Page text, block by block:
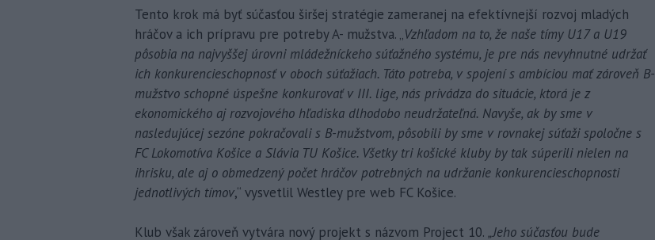
Tento krok má byť súčasťou širšej stratégie zameranej na efektívnejší rozvoj mladých
hráčov a ich prípravu pre potreby A- mužstva. „Vzhľadom na to, že naše tímy U17 a U19
pôsobia na najvyššej úrovni mládežníckeho súťažného systému, je pre nás nevyhnutné udržať
ich konkurencieschopnosť v oboch súťažiach. Táto potreba, v spojení s ambíciou mať zároveň B-
mužstvo schopné úspešne konkurovať v III. lige, nás privádza do situácie, ktorá je z
ekonomického aj rozvojového hľadiska dlhodobo neudržateľná. Navyše, ak by sme v
nasledujúcej sezóne pokračovali s B-mužstvom, pôsobili by sme v rovnakej súťaži spoločne s
FC Lokomotíva Košice a Slávia TU Košice. Všetky tri košické kluby by tak súperili nielen na
ihrisku, ale aj o obmedzený počet hráčov potrebných na udržanie konkurencieschopnosti
jednotlivých tímov,“ vysvetlil Westley pre web FC Košice.
Klub však zároveň vytvára nový projekt s názvom Project 10. „Jeho súčasťou bude